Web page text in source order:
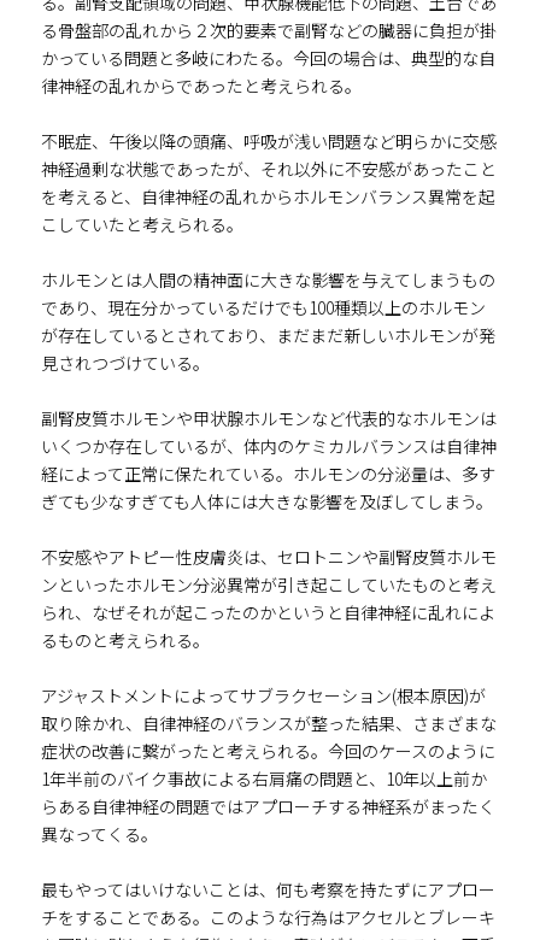
る骨盤部の乱れから２次的要素で副腎などの臓器に負担が掛
かっている問題と多岐にわたる。今回の場合は、典型的な自
律神経の乱れからであったと考えられる。
不眠症、午後以降の頭痛、呼吸が浅い問題など明らかに交感
神経過剰な状態であったが、それ以外に不安感があったこと
を考えると、自律神経の乱れからホルモンバランス異常を起
こしていたと考えられる。
ホルモンとは人間の精神面に大きな影響を与えてしまうもの
であり、現在分かっているだけでも100種類以上のホルモン
が存在しているとされており、まだまだ新しいホルモンが発
見されつづけている。
副腎皮質ホルモンや甲状腺ホルモンなど代表的なホルモンは
いくつか存在しているが、体内のケミカルバランスは自律神
経によって正常に保たれている。ホルモンの分泌量は、多す
ぎても少なすぎても人体には大きな影響を及ぼしてしまう。
不安感やアトピー性皮膚炎は、セロトニンや副腎皮質ホルモ
ンといったホルモン分泌異常が引き起こしていたものと考え
られ、なぜそれが起こったのかというと自律神経に乱れによ
るものと考えられる。
アジャストメントによってサブラクセーション(根本原因)が
取り除かれ、自律神経のバランスが整った結果、さまざまな
症状の改善に繋がったと考えられる。今回のケースのように
1年半前のバイク事故による右肩痛の問題と、10年以上前か
らある自律神経の問題ではアプローチする神経系がまったく
異なってくる。
最もやってはいけないことは、何も考察を持たずにアプロー
チをすることである。このような行為はアクセルとブレーキ